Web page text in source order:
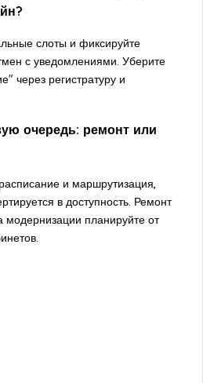
слоты и фиксируйте
с уведомлениями. Уберите
через регистратуру и
очередь: ремонт или
и маршрутизация,
в доступность. Ремонт
модернизации планируйте от